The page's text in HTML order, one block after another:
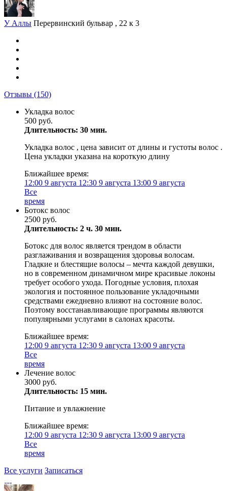
У Аллы Перервинский бульвар , 22 к 3
Отзывы (150)
Укладка волос
500 руб.
Длительность: 30 мин.
Укладка волос , цена зависит от длины и густоты волос .
Цена укладки указана на короткую длину
Ближайшее время:
12:00 9 августа 12:30 9 августа 13:00 9 августа
Все
время
Ботокс волос
2500 руб.
Длительность: 2 ч. 30 мин.
Ботокс для волос является трендом в области
разглаживания и возвращения здоровья волосам.
Гладкие и блестящие волосы – мечта каждой девушки,
но в современном динамичном мире красивые локоны
требует особого ухода. Погодные условия, плохая
экология и постоянное пользование укладочными
средствами ежедневно влияют на состояние волос.
Поэтому восстанавливающие программы являются
популярными услугами в салонах красоты.
Ближайшее время:
12:00 9 августа 12:30 9 августа 13:00 9 августа
Все
время
Лечение волос
3000 руб.
Длительность: 15 мин.
Питание и увлажнение
Ближайшее время:
12:00 9 августа 12:30 9 августа 13:00 9 августа
Все
время
Все услуги Записаться